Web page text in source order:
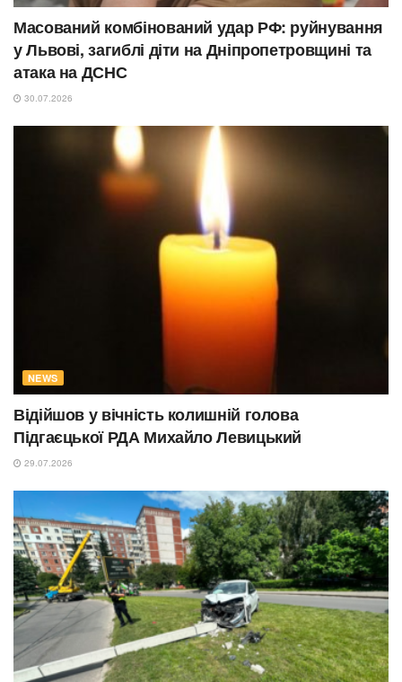
Масований комбінований удар РФ: руйнування
у Львові, загиблі діти на Дніпропетровщині та
атака на ДСНС
30.07.2026
NEWS
Відійшов у вічність колишній голова
Підгаєцької РДА Михайло Левицький
29.07.2026